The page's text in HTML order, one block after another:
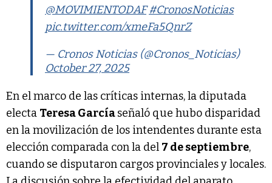
@MOVIMIENTODAF #CronosNoticias
pic.twitter.com/xmeFa5QnrZ
— Cronos Noticias (@Cronos_Noticias)
October 27, 2025
En el marco de las críticas internas, la diputada
electa Teresa Garcíaseñaló que hubo disparidad
en la movilización de los intendentes durante esta
elección comparada con la del 7 de septiembre,
cuando se disputaron cargos provinciales y locales.